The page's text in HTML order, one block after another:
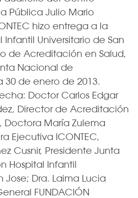
Pública Julio Mario
hizo entrega a la
Universitario de San
de Acreditación en Salud,
Nacional de
de enero de 2013.
Doctor Carlos Edgar
Director de Acreditación
Doctora María Zulema
Ejecutiva ICONTEC,
Cusnir, Presidente Junta
Hospital Infantil
Jose; Dra. Laima Lucia
FUNDACIÓN